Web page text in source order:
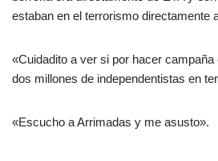
estaban en el terrorismo directamente
«Cuidadito a ver si por hacer
dos millones de independentistas en
«Escucho a Arrimadas y me asusto».